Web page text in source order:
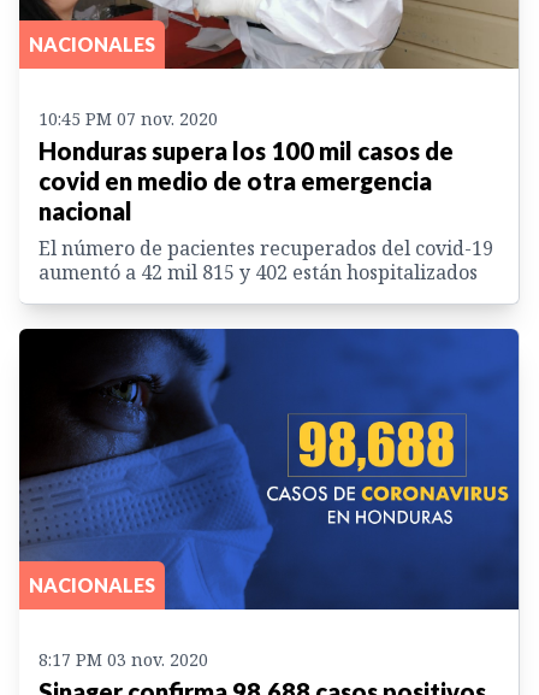
NACIONALES
10:45 PM 07 nov. 2020
Honduras supera los 100 mil casos de
covid en medio de otra emergencia
nacional
El número de pacientes recuperados del covid-19
aumentó a 42 mil 815 y 402 están hospitalizados
NACIONALES
8:17 PM 03 nov. 2020